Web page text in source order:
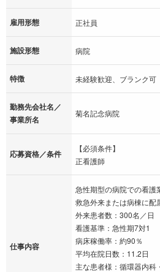
雇用形態 正社員
施設形態 病院
特徴 未経験歓迎、ブランク可
勤務先会社名／
事業所名
菊名記念病院
応募資格／条件
【必須条件】
正看護師
仕事内容
急性期型の病院での看護
救急外来または病棟に配
外来患者数：300名／日
看護基準：急性期7対1
病床稼働率：約90％
平均在院日数：11.2日
主な患者様：循環器内